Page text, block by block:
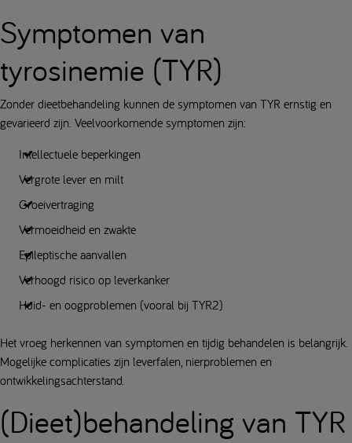
Symptomen van
tyrosinemie (TYR)
Zonder dieetbehandeling kunnen de symptomen van TYR ernstig en
gevarieerd zijn. Veelvoorkomende symptomen zijn:
Intellectuele beperkingen
Vergrote lever en milt
Groeivertraging
Vermoeidheid en zwakte
Epileptische aanvallen
Verhoogd risico op leverkanker
Huid- en oogproblemen (vooral bij TYR2)
Het vroeg herkennen van symptomen en tijdig behandelen is belangrijk.
Mogelijke complicaties zijn leverfalen, nierproblemen en
ontwikkelingsachterstand.
(Dieet)behandeling van TYR